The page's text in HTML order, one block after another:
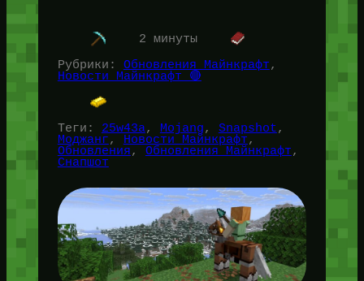
2 минуты
Рубрики: Обновления Майнкрафт
Новости Майнкрафт 🔴
Теги: 25w43a, Mojang, Snapshot
Моджанг, Новости Майнкрафт
Обновления, Обновления Майнкрафт
Снапшот